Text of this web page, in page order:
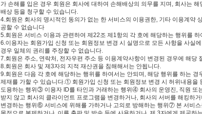
가 손해를 입은 경우 회원은 회사에 대하여 손해배상의 의무를 지며, 회사는
배상 등을 청구할 수 있습니다.
4.회원은 회사의 명시적인 동의가 없는 한 서비스의 이용권한, 기타 이용계약
공할 수 없습니다
5.회원은 서비스 이용과 관련하여 제22조 제1항의 각 호에 해당하는 행위를 하
6.이용자는 회원가입 신청 또는 회원정보 변경 시 실명으로 모든 사항을 사실
경우 일체의 권리를 주장할 수 없습니다.
7.회원은 주소, 연락처, 전자우편 주소 등 이용계약사항이 변경된 경우에 해당
8.회원은 회사 및 제3자의 지적 재산권을 침해해서는 안됩니다.
9.회원은 다음 각 호에 해당하는 행위를 하여서는 안되며, 해당 행위를 하는
제재를 가할 수 있습니다.① 회원가입 신청 또는 회원정보 변경 시 허위내용
도용하는 행위③ 이용자 ID를 타인과 거래하는 행위④ 회사의 운영진, 직원 또
받지 않고 회사의 클라이언트 프로그램을 변경하거나, 회사의 서버를 해킹하
변경하는 행위⑥ 서비스에 위해를 가하거나 고의로 방해하는 행위⑦ 본 서비